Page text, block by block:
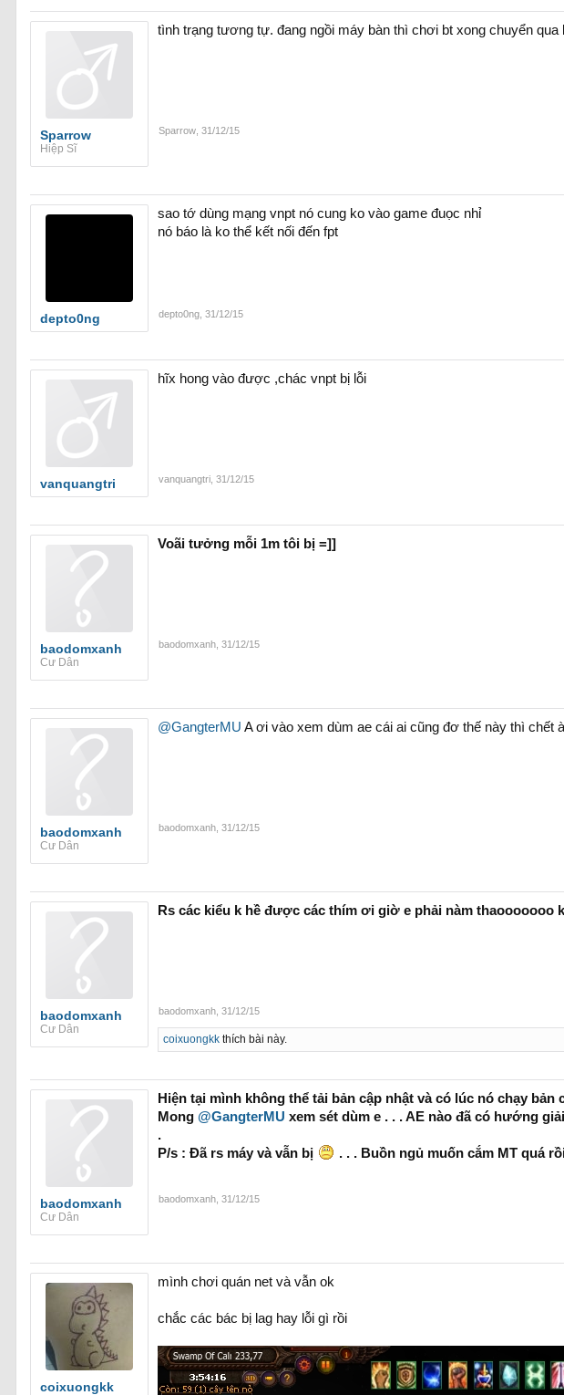
Sparrow
Hiệp Sĩ
tình trạng tương tự. đang ngồi máy bàn thì chơi bt xong chuyển
Sparrow 31/12/15
depto0ng
sao tớ dùng mạng vnpt nó cung ko vào game đuọc nhỉ
nó báo là ko thể kết nối đến fpt
depto0ng 31/12/15
vanquangtri
hĩx hong vào được ,chác vnpt bị lỗi
vanquangtri 31/12/15
baodomxanh
Cư Dân
Voãi tưởng mỗi 1m tôi bị =]]
baodomxanh 31/12/15
baodomxanh
Cư Dân
@GangterMU A ơi vào xem dùm ae cái ai cũng đơ thế này thì chết à
baodomxanh 31/12/15
baodomxanh
Cư Dân
Rs các kiểu k hề được các thím ơi giờ e phải nàm thaooooooo
baodomxanh 31/12/15
coixuongkk thích bài này.
baodomxanh
Cư Dân
Hiện tại mình không thể tải bản cập nhật và có lúc nó chạy
Mong@GangterMU xem sét dùm e . . . AE nào đã có hướng
.
P/s : Đã rs máy và vẫn bị
. . . Buồn ngủ muốn cắm MT quá
baodomxanh 31/12/15
coixuongkk
mình chơi quán net và vẫn ok
chắc các bác bị lag hay lỗi gì rồi